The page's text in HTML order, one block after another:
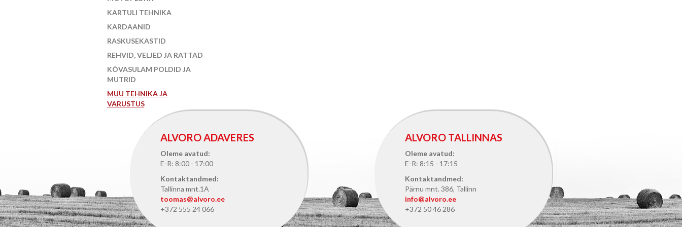
KARTULI TEHNIKA
KARDAANID
RASKUSEKASTID
REHVID, VELJED JA RATTAD
KÕVASULAM POLDID JA
MUTRID
MUU TEHNIKA JA
VARUSTUS
ALVORO ADAVERES
Oleme avatud:
E-R: 8:00 - 17:00
Kontaktandmed:
Tallinna mnt.1A
toomas@alvoro.ee
+372 555 24 066
ALVORO TALLINNAS
Oleme avatud:
E-R: 8:15 - 17:15
Kontaktandmed:
Pärnu mnt. 386, Tallinn
info@alvoro.ee
+372 50 46 286